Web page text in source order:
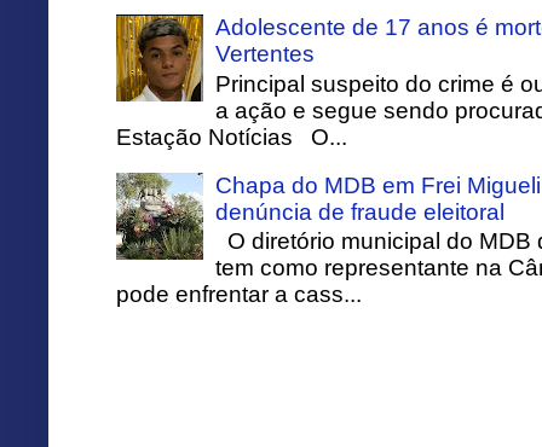
Adolescente de 17 anos é
Vertentes
Principal suspeito do crime é
a ação e segue sendo
Estação Notícias O...
Chapa do MDB em Frei
denúncia de fraude eleitoral
O diretório municipal do
tem como representante na
pode enfrentar a cass...